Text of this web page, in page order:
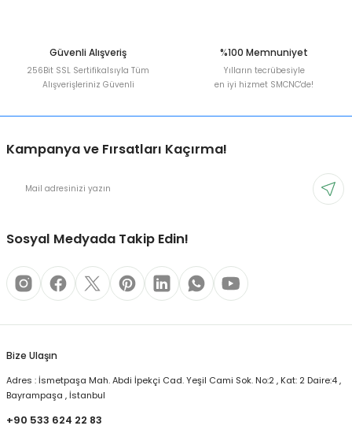
Güvenli Alışveriş
256Bit SSL Sertifikalsıyla Tüm
Alışverişleriniz Güvenli
%100 Memnuniyet
Yılların tecrübesiyle
en iyi hizmet SMCNC'de!
Kampanya ve Fırsatları Kaçırma!
Sosyal Medyada Takip Edin!
Bize Ulaşın
Adres : İsmetpaşa Mah. Abdi İpekçi Cad. Yeşil Cami Sok. No:2 , Kat: 2 Daire:4 ,
Bayrampaşa , İstanbul
+90 533 624 22 83